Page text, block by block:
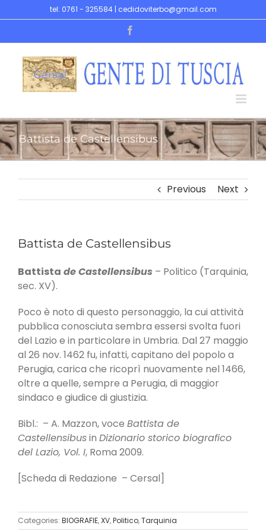
to
tel: 0761 - 325584 | cedidoviterbo@gmail.com
Battista de Castellensibus
Previous Next
Battista de Castellensibus
Battista de Castellensibus – Politico (Tarquinia,
sec. XV).
Poco è noto di questo personaggio, la cui attività
pubblica conosciuta sembra essersi svolta fuori
del Lazio e in partico­lare in Umbria. Dal 27 maggio
al 26 nov. 1462 fu, infatti, capitano del popolo a
Perugia, carica che ricoprì nuovamente nel 1466,
oltre a quelle, sem­pre a Perugia, di maggior
sindaco e giudice di giu­stizia.
Bibl.: – A. Mazzon, voce Battista de
Castellensibusin Dizionario storico biografico
del Lazio, Vol. I, Roma 2009.
[Scheda di Redazione – Cersal]
Categories: BIOGRAFIE,XV,Politico,Tarquinia